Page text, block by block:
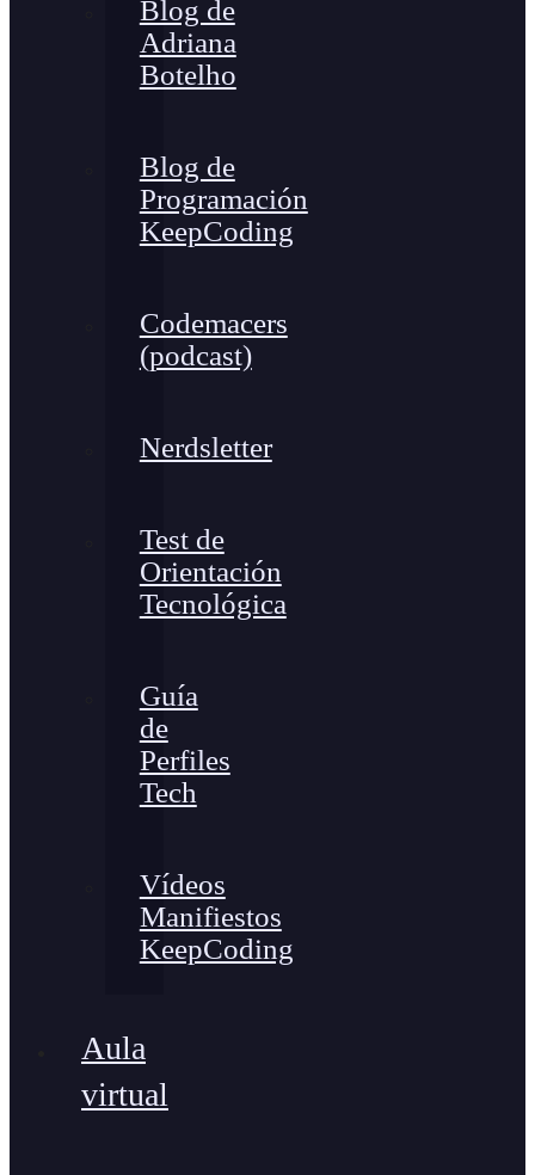
Blog de
Adriana
Botelho
Blog de
Programación
KeepCoding
Codemacers
(podcast)
Nerdsletter
Test de
Orientación
Tecnológica
Guía
de
Perfiles
Tech
Vídeos
Manifiestos
KeepCoding
Aula
virtual